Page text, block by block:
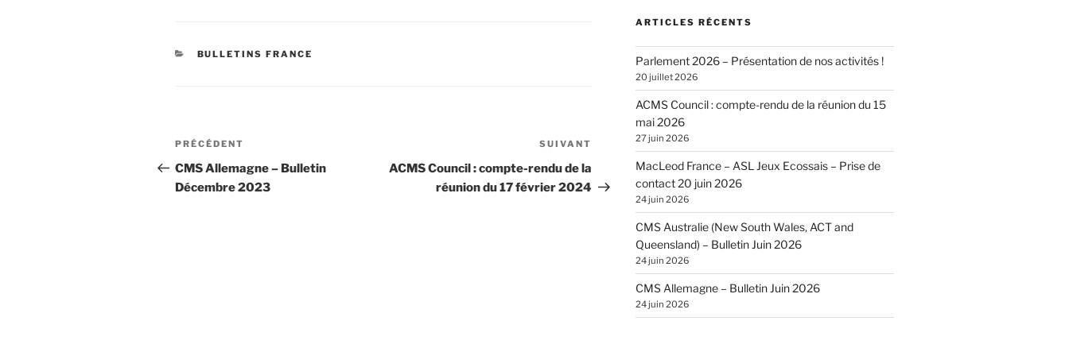
CATÉGORIES
BULLETINS FRANCE
Navigation
de
l’article
Article
précédent
PRÉCÉDENT
CMS Allemagne – Bulletin
Décembre 2023
suivant
SUIVANT
ACMS Council : compte-rendu de la
réunion du 17 février 2024
ARTICLES RÉCENTS
Parlement 2026 – Présentation de nos activités !
20 juillet 2026
ACMS Council : compte-rendu de la réunion du 15
mai 2026
27 juin 2026
MacLeod France – ASL Jeux Ecossais – Prise de
contact 20 juin 2026
24 juin 2026
CMS Australie (New South Wales, ACT and
Queensland) – Bulletin Juin 2026
24 juin 2026
CMS Allemagne – Bulletin Juin 2026
24 juin 2026